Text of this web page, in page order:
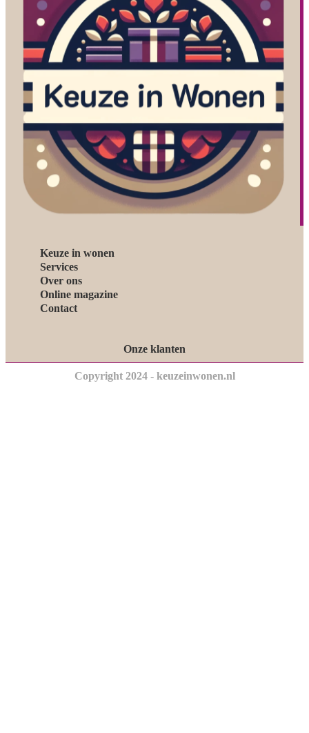
Keuze in wonen
Services
Over ons
Online magazine
Contact
Onze klanten
Copyright 2024 - keuzeinwonen.nl